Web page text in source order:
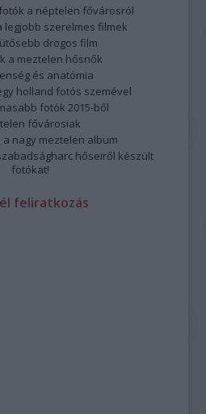
a néptelen fővárosról
legjobb szerelmes filmek
drogos film
a meztelen hősnők
és anatómia
holland fotós szemével
fotók 2015-ből
fővárosiak
nagy meztelen album
hőseiről készült
fotókat!
feliratkozás